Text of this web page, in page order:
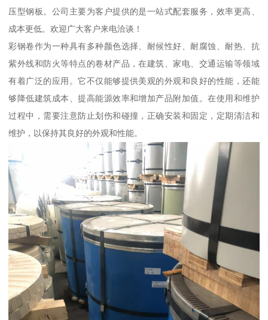
压型钢板。公司主要为客户提供的是一站式配套服务，效率更高、
成本更低。欢迎广大客户来电洽谈！
彩钢卷作为一种具有多种颜色选择、耐候性好、耐腐蚀、耐热、抗
紫外线和防火等特点的卷材产品，在建筑、家电、交通运输等领域
有着广泛的应用。它不仅能够提供美观的外观和良好的性能，还能
够降低建筑成本、提高能源效率和增加产品附加值。在使用和维护
过程中，需要注意防止划伤和碰撞，正确安装和固定，定期清洁和
维护，以保持其良好的外观和性能。